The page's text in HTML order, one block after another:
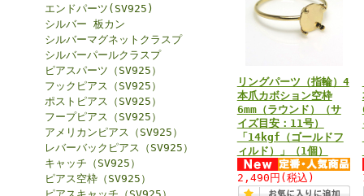
エンドパーツ(SV925)
シルバー 板カン
シルバーマグネットクラスプ
シルバーパールクラスプ
ピアスパーツ（SV925）
フックピアス（SV925）
ポストピアス（SV925）
フープピアス（SV925）
アメリカンピアス（SV925）
レバーバックピアス（SV925）
キャッチ（SV925）
ピアス空枠（SV925）
リングパーツ（指輪）4
本爪カボション空枠
6mm（ラウンド）（サ
イズ目安：11号）
「14kgf（ゴールドフ
ィルド）」（1個）
2,490円 (税込)